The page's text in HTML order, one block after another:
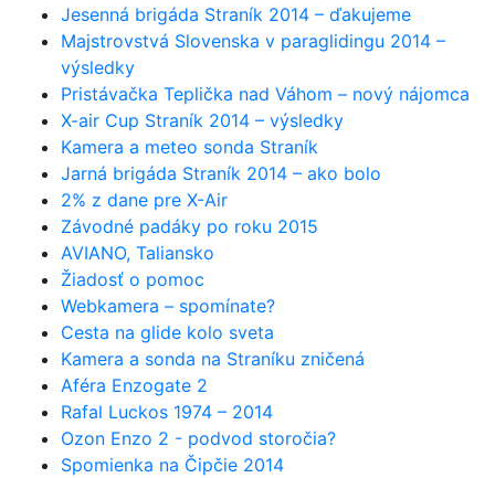
Jesenná brigáda Straník 2014 – ďakujeme
Majstrovstvá Slovenska v paraglidingu 2014 –
výsledky
Pristávačka Teplička nad Váhom – nový nájomca
X-air Cup Straník 2014 – výsledky
Kamera a meteo sonda Straník
Jarná brigáda Straník 2014 – ako bolo
2% z dane pre X-Air
Závodné padáky po roku 2015
AVIANO, Taliansko
Žiadosť o pomoc
Webkamera – spomínate?
Cesta na glide kolo sveta
Kamera a sonda na Straníku zničená
Aféra Enzogate 2
Rafal Luckos 1974 – 2014
Ozon Enzo 2 - podvod storočia?
Spomienka na Čipčie 2014